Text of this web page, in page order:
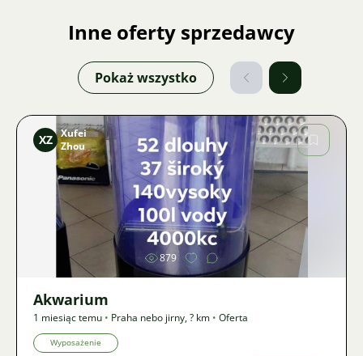
Inne oferty sprzedawcy
Pokaż wszystko
Zdjęcie
XZ
Xufei
Zhou
879
Akwarium
1 miesiąc temu • Praha nebo jirny,? km • Oferta
Wyposażenie